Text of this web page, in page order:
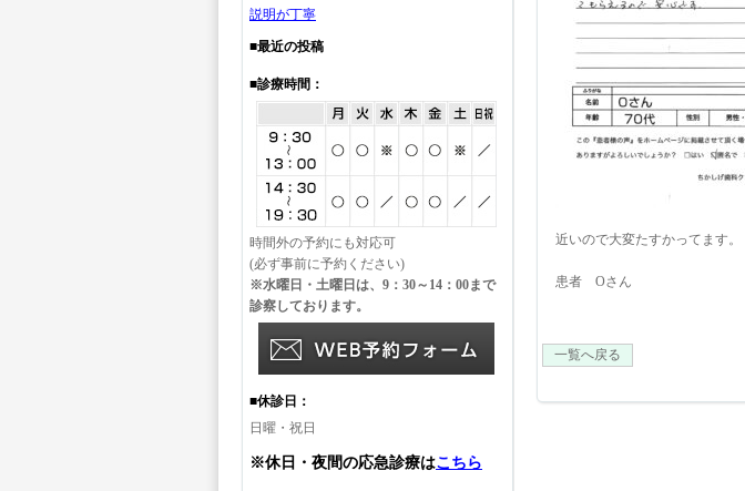
近いので大変たすかってます。
患者 Oさん
一覧へ戻る
説明が丁寧
■最近の投稿
■診療時間：
時間外の予約にも対応可
(必ず事前に予約ください)
※水曜日・土曜日は、9：30～14：00まで
診察しております。
■休診日：
日曜・祝日
※休日・夜間の応急診療はこちら